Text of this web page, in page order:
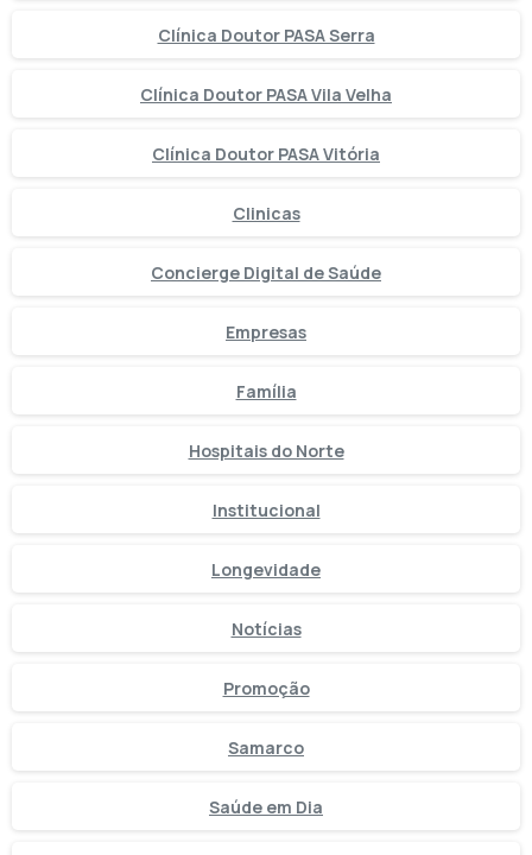
Clínica Doutor PASA Serra
Clínica Doutor PASA Vila Velha
Clínica Doutor PASA Vitória
Clinicas
Concierge Digital de Saúde
Empresas
Família
Hospitais do Norte
Institucional
Longevidade
Notícias
Promoção
Samarco
Saúde em Dia